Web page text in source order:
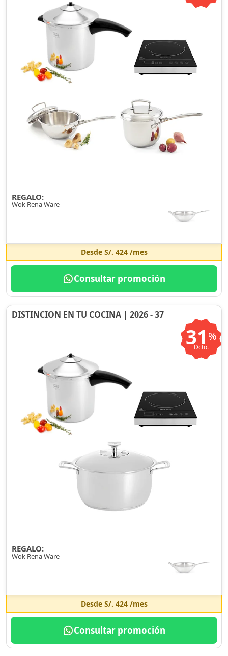
REGALO:
Wok Rena Ware
Desde S/. 424/mes
Consultar promoción
DISTINCION EN TU COCINA | 2026 - 37
31 %
Dcto.
REGALO:
Wok Rena Ware
Desde S/. 424/mes
Consultar promoción